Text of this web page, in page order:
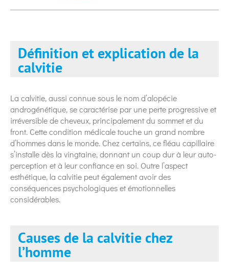
Définition et explication de la
calvitie
La calvitie, aussi connue sous le nom d’alopécie
androgénétique, se caractérise par une perte progressive et
irréversible de cheveux, principalement du sommet et du
front. Cette condition médicale touche un grand nombre
d’hommes dans le monde. Chez certains, ce fléau capillaire
s’installe dès la vingtaine, donnant un coup dur à leur auto-
perception et à leur confiance en soi. Outre l’aspect
esthétique, la calvitie peut également avoir des
conséquences psychologiques et émotionnelles
considérables.
Causes de la calvitie chez
l’homme